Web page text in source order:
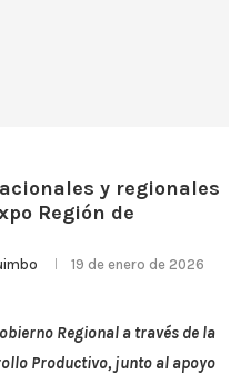
y regionales
Región de
19 de enero de 2026
Regional a través de la
Productivo, junto al apoyo